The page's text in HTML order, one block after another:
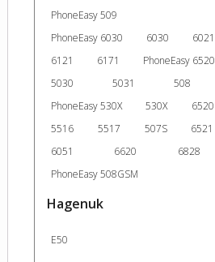
PhoneEasy 509
PhoneEasy 6030
6030 6021
6121
6171 PhoneEasy 6520
5030
5031 508
PhoneEasy 530X
530X 6520
5516
5517 507S 6521
6051
6620 6828
PhoneEasy 508GSM
Hagenuk
E50